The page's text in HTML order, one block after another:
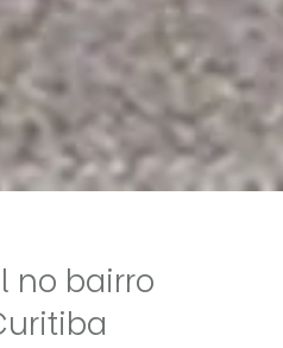
no bairro